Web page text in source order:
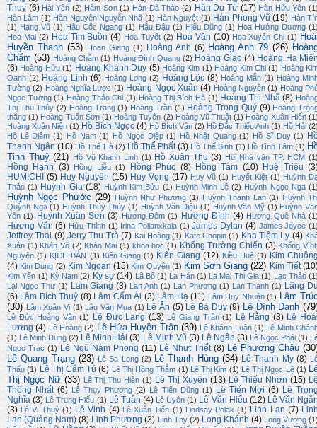
Thuỵ (6) Hải Yến (2) Hàm Sơn (1) Hàn Dã Thảo (2) Hàn Du Tử (17) Hàn Hữu Yên
Hàn Lâm (1) Hãn Nguyên Nguyễn Nhã (1) Hàn Nguyệt (1) Hàn Phong Vũ (19) Hàn
(1) Hạng Vũ (1) Hậu Cốc Ngang (1) Hậu Đậu (1) Hiếu Dũng (1) Hoa Hướng Dương
Hoa Mai (2) Hoa Tím Buồn (4) Hoa Tuyết (2) Hoà Văn (10) Hoa Xuyến Chi (1)
Huyền Thanh (53) Hoan Giang (1) Hoàng Anh (6) Hoàng Anh 79 (26)
Chẩm (53) Hoàng Chẫm (1) Hoàng Đình Quang (2) Hoàng Giao (4) Hoàng Hạ
(6) Hoàng Hữu (1) Hoàng Khánh Duy (5) Hoàng Kim (1) Hoàng Kim Chi (1) Hoàng
Oanh (2) Hoàng Linh (6) Hoàng Long (2) Hoàng Lộc (8) Hoàng Mẫn (1) Hoàng
Tường (2) Hoàng Nghĩa Lược (1) Hoàng Ngọc Xuân (4) Hoàng Nguyên (1) Hoàng
Ngọc Tường (1) Hoàng Thảo Chi (1) Hoàng Thị Bích Hà (1) Hoàng Thị Nhã (8)
Thị Thu Thủy (2) Hoàng Trang (1) Hoàng Trần (1) Hoàng Trọng Quý (9) Hoàng
thắng (1) Hoàng Tuấn Sơn (1) Hoàng Tuyên (2) Hoàng Vũ Thuật (1) Hoàng Xuân Hiến
Hoàng Xuân Niên (1) Hồ Bích Ngọc (4) Hồ Bích Vân (2) Hồ Đắc Thiếu Anh (1) Hồ Hải
Hồ Lê Diêm (1) Hồ Nam (1) Hồ Ngọc Diệp (1) Hồ Nhật Quang (1) Hồ Sĩ Duy (1)
Thanh Ngân (10) Hồ Thế Hà (2) Hồ Thế Phất (3) Hồ Thế Sinh (1) Hồ Tĩnh Tâm (1)
Tịnh Thuỷ (21) Hồ Vũ Khánh Linh (1) Hồ Xuân Thu (3) Hội Nhà văn TP. HCM
Hồng Hạnh (3) Hồng Liễu (1) Hồng Phúc (8) Hồng Tâm (10) Huệ Triệu
HUMICHI
(5) Huy Nguyên (15) Huy Vọng (17) Huy Vũ (1) Huyết Kiệt (1) Huỳnh
Thảo (1) Huỳnh Gia (18) Huỳnh Kim Bửu (1) Huỳnh Minh Lệ (2) Huỳnh Ngọc Nga
Huỳnh Ngọc Phước (29) Huỳnh Như Phương (1) Huỳnh Thanh Lan (1)
Huỳnh
Quỳnh Nga (1) Huỳnh Thúy Thúy (1) Huỳnh Văn Diệu (1) Huỳnh Văn Mỹ (1) Huỳnh
Yên (1) Huỳnh Xuân Sơn (3) Hương Đêm (1) Hương Đình (4) Hương Quê Nhà
Hương Văn (6) Hửu Thỉnh (1) Irina Polianxkaia (1) James Dylan (4) James Joyce
Jeffrey Thai (9) Jerry Thu Trà (7) Kai Hoàng (1) Kate Chopin (1) Kha Tiệm Ly (4)
Xuân (1) Khán Võ (2) Khảo Mai (1) khoa học (1) Khổng Trường Chiến (3) Khổng
Nguyên (1) KỊCH BẢN (1) Kiên Giang (1) Kiến Giang (12) Kiều Huệ (1) Kim
(4) Kim Dung (2) Kim Ngoan (15) Kim Quyên (1) Kim Sơn Giang (22) Kim Tiết
Kim Yến (1) Kỳ Nam (2) Ký sự (14) Lã Bố (1) La Hán (1) La Mai Thi Gia (1) Lạc Thảo
Lại Ngọc Thư (1) Lam Giang (3) Lan Anh (1) Lan Phương (1) Lan Thanh (1) Lãng
(6) Lâm Bích Thuỷ (8) Lâm Cẩm Ái (3) Lâm Hạ (11) Lâm Huy Nhuận (1) Lâm
(30) Lâm Xuân Vi (1) Lâu Văn Mua (1) Lê Ân (5) Lê Bá Duy (9) Lê Đình Danh
Lê Đức Hoàng Vân (1) Lê Đức Lang (13) Lê Giang Trần (1) Lệ Hằng (3) Lê
Lương (4) Lê Hoàng (2) Lê Hứa Huyền Trân (39) Lê Khánh Luận (1) Lê Minh
(1) Lê Minh Dung (2) Lê Minh Hải (3) Lê Minh Vũ (3) Lê Ngân (3) Lê Ngọc Phái (1)
Ngọc Trác (1) Lê Ngũ Nam Phong (11) Lê Nhựt Triết (8) Lê Phương Châu
Lê Quang Trạng (23) Lê Sa Long (2) Lê Thanh Hùng (34) Lê Thanh My (8)
Thấu (1) Lê Thị Cẩm Tú (6) Lê Thị Hồng Thắm (1) Lê Thị Kim (1) Lê Thị Ngọc Lệ (1)
Thị Ngọc Nữ (33) Lê Thị Thu Hiền (1) Lê Thị Xuyên (13) Lê Thiếu Nhơn (15)
Thống Nhất (6) Lê Thụy Phương (2) Lê Tiến Dũng (1) Lê Tiến Mợi (6) Lê
Nghĩa (3) Lê Trung Hiếu (1) Lê Tuân (4) Lê Uyên (1) Lê Văn Hiếu (12) Lê Văn
(3) Lê Vi Thuỷ (1) Lê Vinh (4) Lê Xuân Tiến (1) Lindsay Polak (1) Linh Lan (7)
Lan (Quảng Nam) (8) Linh Phương (3) Linh Thy (2) Long Khánh (4) Long Vương